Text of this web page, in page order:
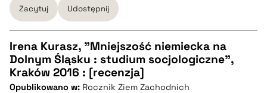
pobierz cytat
Zacytuj Udostępnij
CZYSTY TEKST
Irena Kurasz, "Mniejszość niemiecka na
Dolnym Śląsku : studium socjologiczne",
Kraków 2016 : [recenzja]
Opublikowano w: Rocznik Ziem Zachodnich